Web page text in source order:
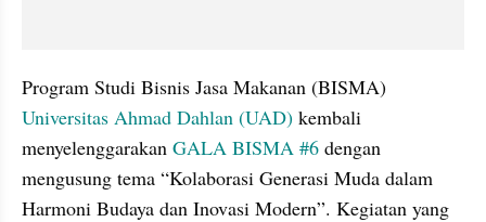
Universitas Ahmad Dahlan (UAD) kembali
menyelenggarakan GALA BISMA #6 dengan
mengusung tema “Kolaborasi Generasi Muda dalam
Harmoni Budaya dan Inovasi Modern”. Kegiatan yang